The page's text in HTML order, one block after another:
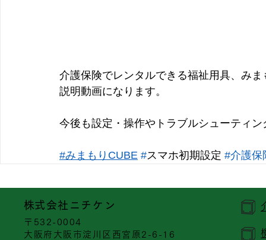
介護保険でレンタルできる福祉用具、み
説明動画になります。
今後も設定・操作やトラブルシューティ
#みまもりCUBE #スマホ初期設定 #介護保
​株式会社ニチケン
〒532-0004
大阪府大阪市淀川区西宮原2-6-16